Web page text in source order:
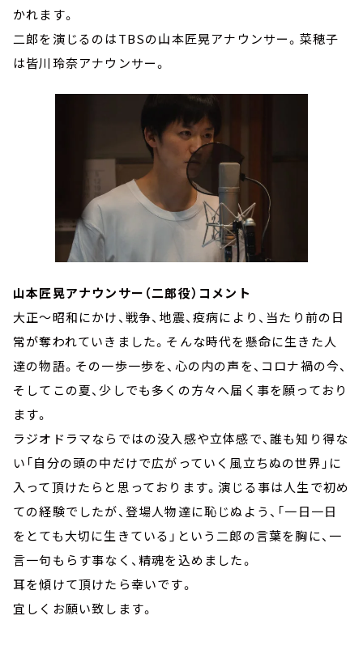
かれます。
二郎を演じるのはTBSの山本匠晃アナウンサー。菜穂子
は皆川玲奈アナウンサー。
山本匠晃アナウンサー（二郎役）コメント
大正～昭和にかけ、戦争、地震、疫病により、当たり前の日
常が奪われていきました。そんな時代を懸命に生きた人
達の物語。その一歩一歩を、心の内の声を、コロナ禍の今、
そしてこの夏、少しでも多くの方々へ届く事を願っており
ます。
ラジオドラマならではの没入感や立体感で、誰も知り得な
い「自分の頭の中だけで広がっていく風立ちぬの世界」に
入って頂けたらと思っております。演じる事は人生で初め
ての経験でしたが、登場人物達に恥じぬよう、「一日一日
をとても大切に生きている」という二郎の言葉を胸に、一
言一句もらす事なく、精魂を込めました。
耳を傾けて頂けたら幸いです。
宜しくお願い致します。